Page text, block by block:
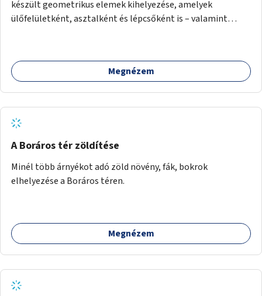
készült geometrikus elemek kihelyezése, amelyek
ülőfelületként, asztalként és lépcsőként is – valamint
Megnézem
A Boráros tér zöldítése
Minél több árnyékot adó zöld növény, fák, bokrok
elhelyezése a Boráros téren.
Megnézem